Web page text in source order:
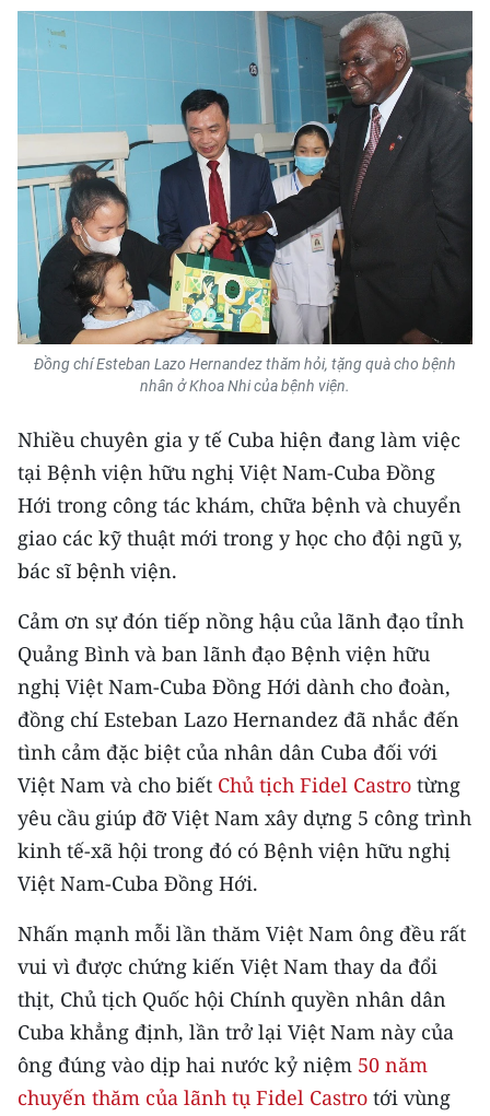
Đồng chí Esteban Lazo Hernandez thăm hỏi, tặng quà cho bệnh
nhân ở Khoa Nhi của bệnh viện.
Nhiều chuyên gia y tế Cuba hiện đang làm việc
tại Bệnh viện hữu nghị Việt Nam-Cuba Đồng
Hới trong công tác khám, chữa bệnh và chuyển
giao các kỹ thuật mới trong y học cho đội ngũ y,
bác sĩ bệnh viện.
Cảm ơn sự đón tiếp nồng hậu của lãnh đạo tỉnh
Quảng Bình và ban lãnh đạo Bệnh viện hữu
nghị Việt Nam-Cuba Đồng Hới dành cho đoàn,
đồng chí Esteban Lazo Hernandez đã nhắc đến
tình cảm đặc biệt của nhân dân Cuba đối với
Việt Nam và cho biết Chủ tịch Fidel Castro từng
yêu cầu giúp đỡ Việt Nam xây dựng 5 công trình
kinh tế-xã hội trong đó có Bệnh viện hữu nghị
Việt Nam-Cuba Đồng Hới.
Nhấn mạnh mỗi lần thăm Việt Nam ông đều rất
vui vì được chứng kiến Việt Nam thay da đổi
thịt, Chủ tịch Quốc hội Chính quyền nhân dân
Cuba khẳng định, lần trở lại Việt Nam này của
ông đúng vào dịp hai nước kỷ niệm 50 năm
chuyến thăm của lãnh tụ Fidel Castro tới vùng